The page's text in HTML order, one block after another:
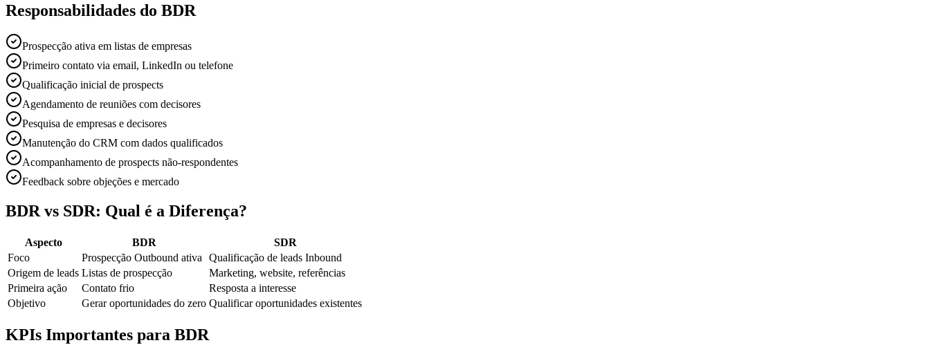
Responsabilidades do BDR
Prospecção ativa em listas de empresas
Primeiro contato via email, LinkedIn ou telefone
Qualificação inicial de prospects
Agendamento de reuniões com decisores
Pesquisa de empresas e decisores
Manutenção do CRM com dados qualificados
Acompanhamento de prospects não-respondentes
Feedback sobre objeções e mercado
BDR vs SDR: Qual é a Diferença?
Aspecto BDR
SDR
Foco
Prospecção Outbound ativa
Qualificação de leads Inbound
Origem de leads Listas de prospecção
Marketing, website, referências
Primeira ação
Contato frio
Resposta a interesse
Objetivo
Gerar oportunidades do zero Qualificar oportunidades existentes
KPIs Importantes para BDR